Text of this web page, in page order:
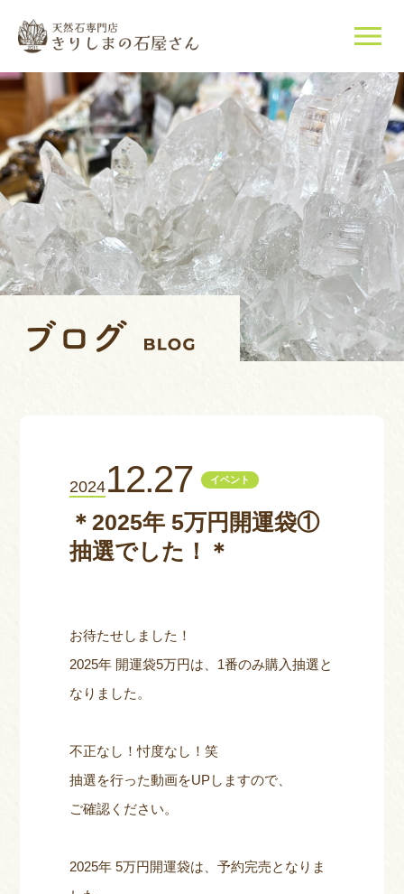
202412.27 イベント
＊2025年 5万円開運袋①
抽選でした！＊
お待たせしました！
2025年 開運袋5万円は、1番のみ購入抽選と
なりました。
不正なし！忖度なし！笑
抽選を行った動画をUPしますので、
ご確認ください。
2025年 5万円開運袋は、予約完売となりま
当店について
天然石について
ご購入はこちら
店長紹介